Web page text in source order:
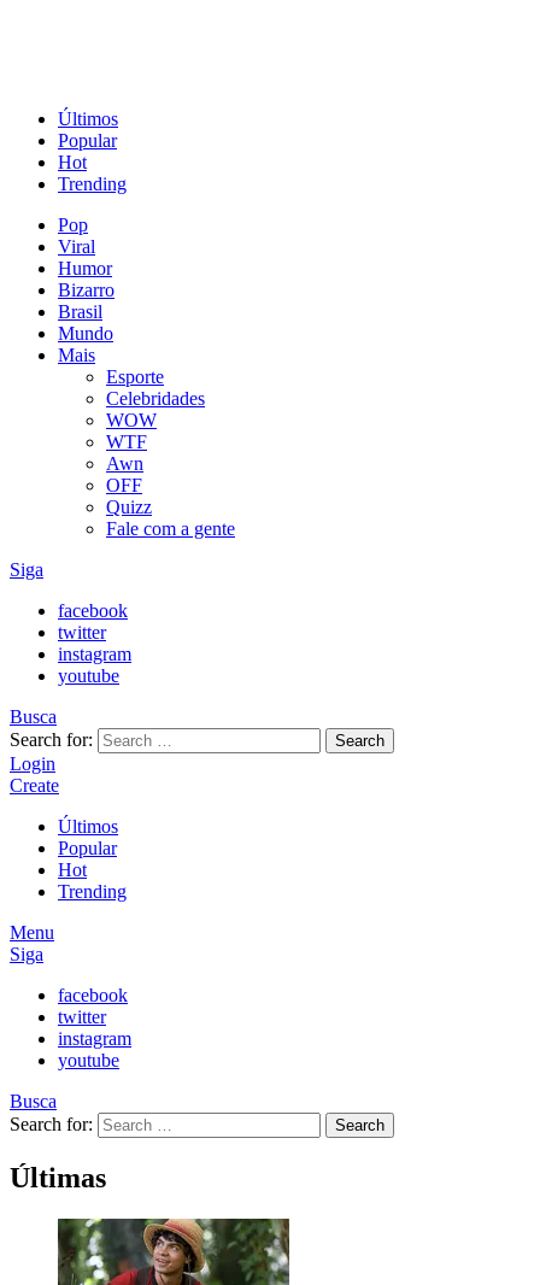
Últimos
Popular
Hot
Trending
Pop
Viral
Humor
Bizarro
Brasil
Mundo
Mais
Esporte
Celebridades
WOW
WTF
Awn
OFF
Quizz
Fale com a gente
Siga
facebook
twitter
instagram
youtube
Busca
Search for:
Search
Login
Create
Últimos
Popular
Hot
Trending
Menu
Siga
facebook
twitter
instagram
youtube
Busca
Search for:
Search
Últimas